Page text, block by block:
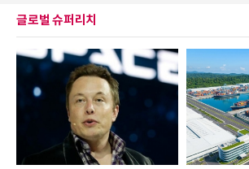
글로벌 슈퍼리치